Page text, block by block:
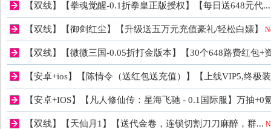
【双线】【拳魂觉醒-0.1折拳皇正版授权】【每日送648元代...
【双线】【御剑红尘】【升级送五万元充值豪礼/轻松白嫖】
【双线】【微微三国-0.05折打金版本】【30个648路费红包+
【安卓+ios】【陈情令（送红包送充值）】【上线VIP5,终极
【安卓+IOS】【凡人修仙传：星海飞驰 - 0.1国际服】万抽+0
【双线】【天仙月1】【送代金卷，连锁切割刀刀麻醉，群...